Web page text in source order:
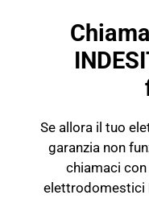
Se allora il tuo
garanzia non
chiamaci
elettrodomestici